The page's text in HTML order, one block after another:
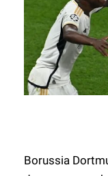
Borussia